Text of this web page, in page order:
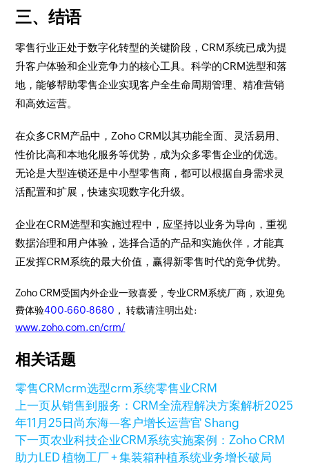
三、结语
零售行业正处于数字化转型的关键阶段，CRM系统已成为提
升客户体验和企业竞争力的核心工具。科学的CRM选型和落
地，能够帮助零售企业实现客户全生命周期管理、精准营销
和高效运营。
在众多CRM产品中，Zoho CRM以其功能全面、灵活易用、
性价比高和本地化服务等优势，成为众多零售企业的优选。
无论是大型连锁还是中小型零售商，都可以根据自身需求灵
活配置和扩展，快速实现数字化升级。
企业在CRM选型和实施过程中，应坚持以业务为导向，重视
数据治理和用户体验，选择合适的产品和实施伙伴，才能真
正发挥CRM系统的最大价值，赢得新零售时代的竞争优势。
Zoho CRM受国内外企业一致喜爱，专业CRM系统厂商，欢迎免
费体验400-660-8680 ， 转载请注明出处:
www.zoho.com.cn/crm/
相关话题
零售CRMcrm选型crm系统零售业CRM
上一页从销售到服务：CRM全流程解决方案解析2025
年11月25日 尚东海—客户增长运营官 Shang
下一页农业科技企业CRM系统实施案例：Zoho CRM
助力LED 植物工厂 + 集装箱种植系统业务增长破局